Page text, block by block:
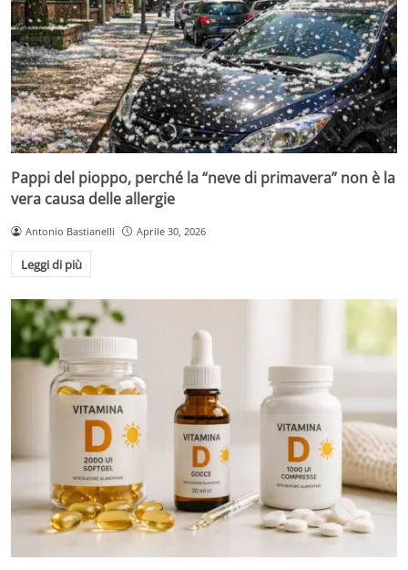
Pappi del pioppo, perché la “neve di primavera” non è la
vera causa delle allergie
Antonio Bastianelli Aprile 30, 2026
Leggi di più